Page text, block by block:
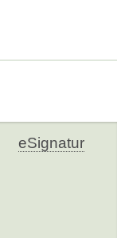
eSignatur